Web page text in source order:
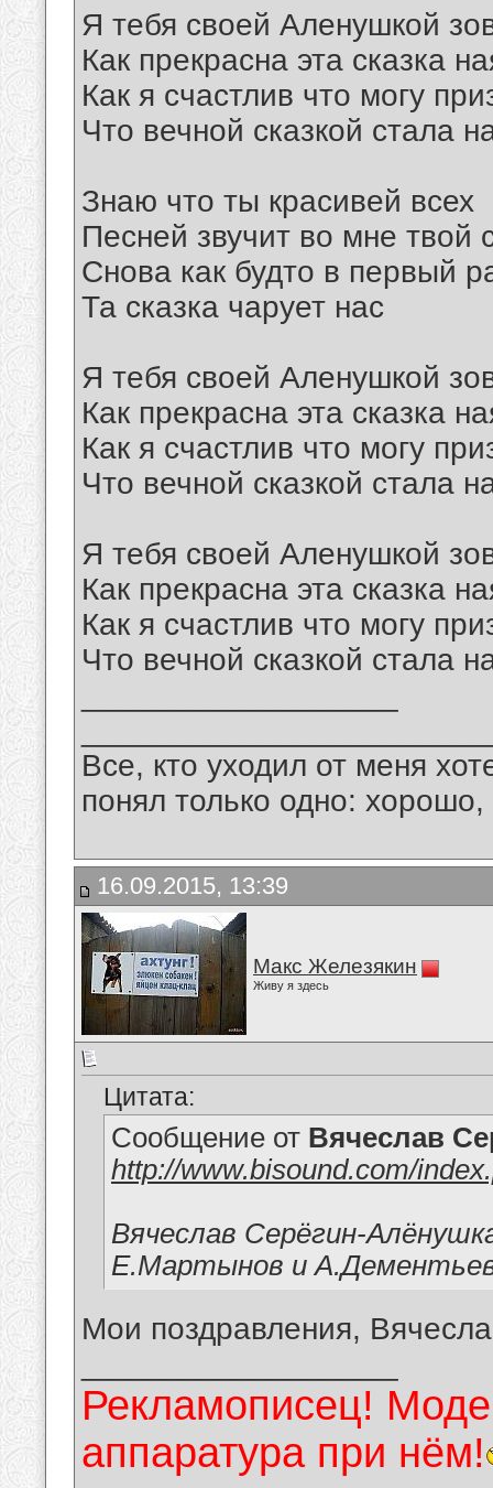
Я тебя своей Аленушкой
Как прекрасна эта сказка
Как я счастлив что могу
Что вечной сказкой стала
Знаю что ты красивей всех
Песней звучит во мне твой
Снова как будто в первый
Та сказка чарует нас
Я тебя своей Аленушкой
Как прекрасна эта сказка
Как я счастлив что могу
Что вечной сказкой стала
Я тебя своей Аленушкой
Как прекрасна эта сказка
Как я счастлив что могу
Что вечной сказкой стала
Все, кто уходил от меня
понял только одно:
16.09.2015, 13:39
Макс Железякин
Живу я здесь
Цитата:
Сообщение от Вячеслав
http://www.bisound.com/
Вячеслав Серёгин-
Е.Мартынов и
Мои поздравления,
Рекламописец!
аппаратура при нём!